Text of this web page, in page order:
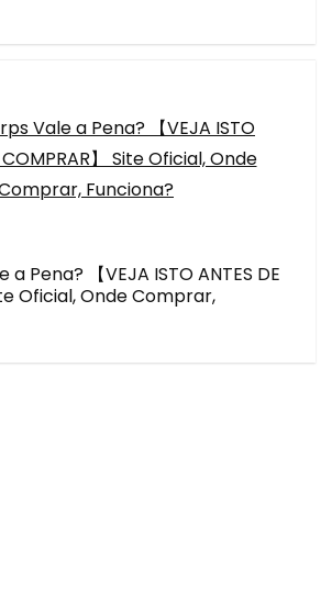
Pena? 【VEJA ISTO ANTES DE
Oficial, Onde Comprar,